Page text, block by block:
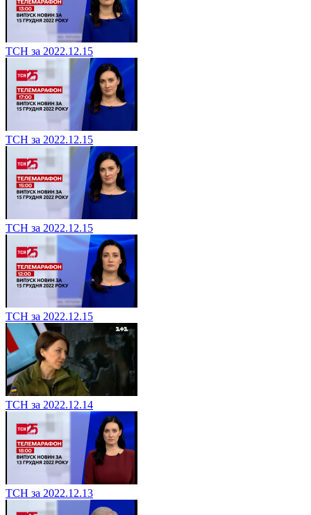
ТСН за 2022.12.15
ТСН за 2022.12.15
ТСН за 2022.12.15
ТСН за 2022.12.15
ТСН за 2022.12.14
ТСН за 2022.12.13